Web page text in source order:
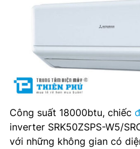
Trọng lượng dàn nóng: 36 kg
Kích thước ống kết nối(lỏng/
Hãng sản xuất: Mitsubishi
Xuất xứ: Thái Lan
Công suất 18000btu, chiếc
inverter SRK50ZSPS-W5/
với những không gian có